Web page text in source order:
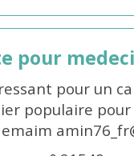
pour
pour un
populaire